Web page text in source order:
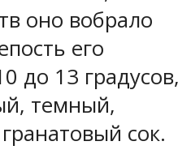
оно вобрало
его
до 13 градусов,
темный,
сок.